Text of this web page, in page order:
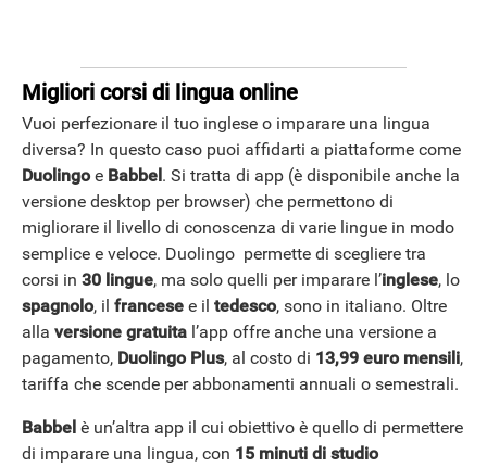
Migliori corsi di lingua online
Vuoi perfezionare il tuo inglese o imparare una lingua
diversa? In questo caso puoi affidarti a piattaforme come
Duolingoe Babbel. Si tratta di app (è disponibile anche la
versione desktop per browser) che permettono di
migliorare il livello di conoscenza di varie lingue in modo
semplice e veloce. Duolingo permette di scegliere tra
corsi in 30 lingue, ma solo quelli per imparare l’inglese, lo
spagnolo, il francese e il tedesco, sono in italiano. Oltre
alla versione gratuita l’app offre anche una versione a
pagamento, Duolingo Plus, al costo di 13,99 euro mensili,
tariffa che scende per abbonamenti annuali o semestrali.
Babbel è un’altra app il cui obiettivo è quello di permettere
di imparare una lingua, con 15 minuti di studio